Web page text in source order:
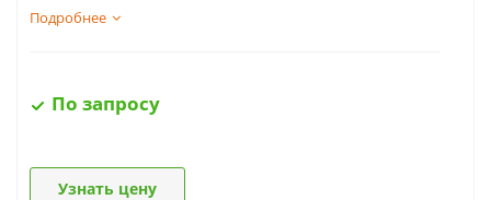
Подробнее
По запросу
Узнать цену